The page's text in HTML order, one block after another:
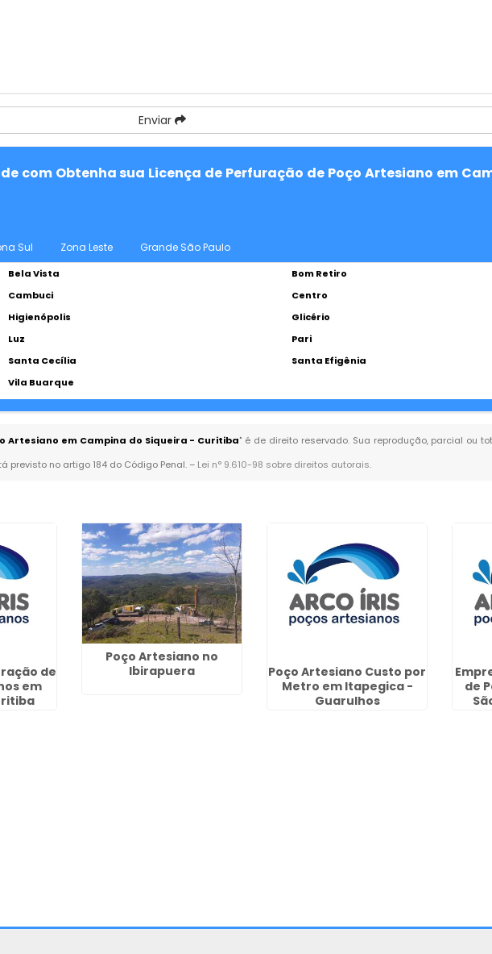
Enviar
com Obtenha sua Licença de Perfuração de Poço Artesiano em
Sul Zona Leste Grande São Paulo
Bela Vista
Bom Retiro
Cambuci
Centro
Higienópolis
Glicério
Luz
Pari
Santa Cecília
Santa Efigênia
Vila Buarque
Artesiano em Campina do Siqueira - Curitiba" é de direito reservado. Sua reprodução, parcial ou
previsto no artigo 184 do Código Penal. – Lei n° 9.610-98 sobre direitos autorais.
de
em
Poço Artesiano no
Ibirapuera
Poço Artesiano Custo por
Metro em Itapegica -
Guarulhos
de